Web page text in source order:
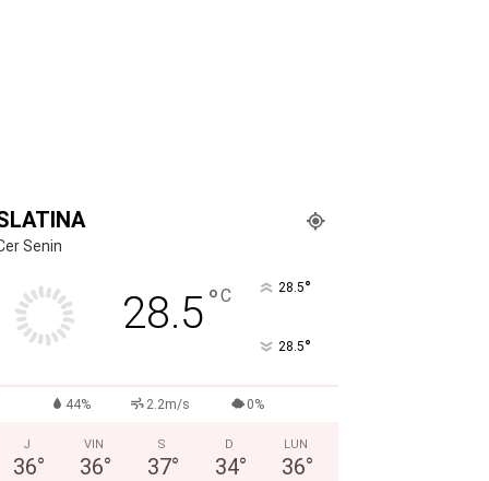
Senin
28.5°C 28.5°
28.5°
44% 2.2m/s 0%
J
36°
VIN
36°
S
37°
D
34°
LUN
36°